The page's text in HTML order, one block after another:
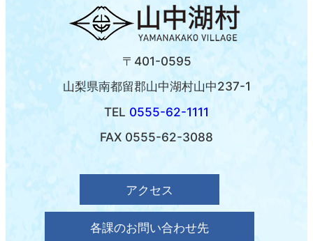
〒401-0595
山梨県南都留郡山中湖村山中237-1
TEL 0555-62-1111
FAX 0555-62-3088
アクセス
各課のお問い合わせ先